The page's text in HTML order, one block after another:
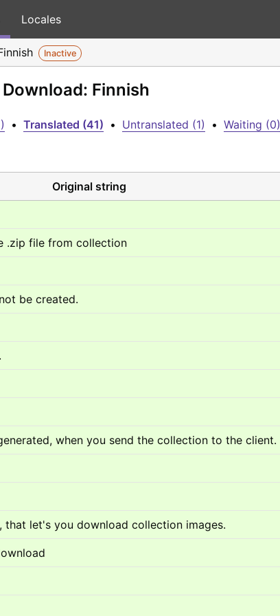
Locales
Inactive
Finnish
• Translated (41) • Untranslated (1) • Waiting (0)
Original string
.zip file from collection
be created.
when you send the collection to the client.
that let's you download collection images.